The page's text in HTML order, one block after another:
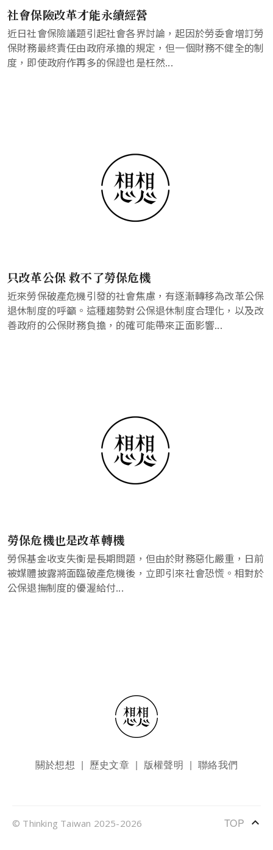
社會保險改革才能永續經營
近日社會保險議題引起社會各界討論，起因於勞委會增訂勞
保財務最終責任由政府承擔的規定，但一個財務不健全的制
度，即使政府作再多的保證也是枉然...
只改革公保 救不了勞保危機
近來勞保破產危機引發的社會焦慮，有逐漸轉移為改革公保
退休制度的呼籲。這種趨勢對公保退休制度合理化，以及改
善政府的公保財務負擔，的確可能帶來正面影響...
勞保危機也是改革轉機
勞保基金收支失衡是長期問題，但由於財務惡化嚴重，日前
被媒體披露將面臨破產危機後，立即引來社會恐慌。相對於
公保退撫制度的優渥給付...
頁尾選單關於想想 歷史文章 版權聲明 聯絡我們
© Thinking Taiwan 2025-2026 TOP keyboard_arrow_up